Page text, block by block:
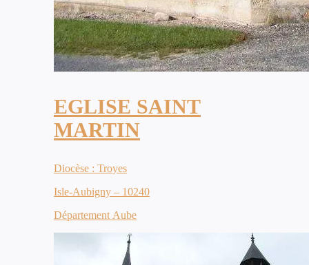
EGLISE SAINT
MARTIN
Diocèse : Troyes
Isle-Aubigny – 10240
Département Aube